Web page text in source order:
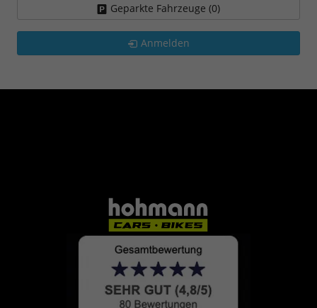
Geparkte Fahrzeuge (0)
Anmelden